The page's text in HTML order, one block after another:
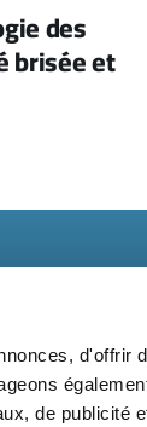
d'offrir
de publicité
des
brisée et
nous ?